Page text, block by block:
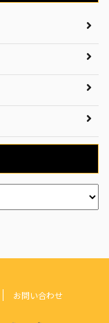
お問い合わせ